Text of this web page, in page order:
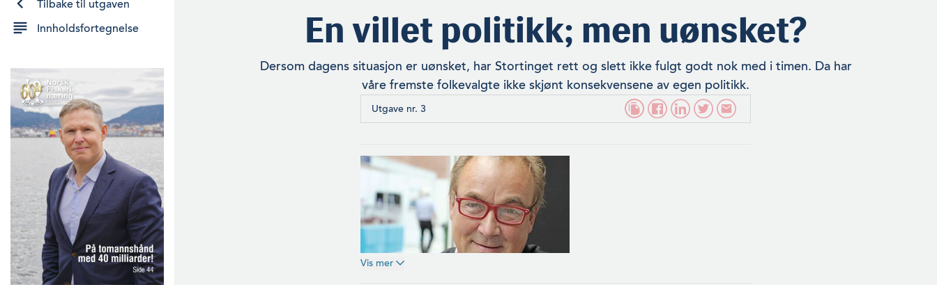
Tilbake til utgaven
Innholdsfortegnelse
En villet politikk; men uønsket?
Dersom dagens situasjon er uønsket, har Stortinget rett og slett ikke fulgt godt nok med i timen. Da har
våre fremste folkevalgte ikke skjønt konsekvensene av egen politikk.
Utgave nr. 3
Vis mer